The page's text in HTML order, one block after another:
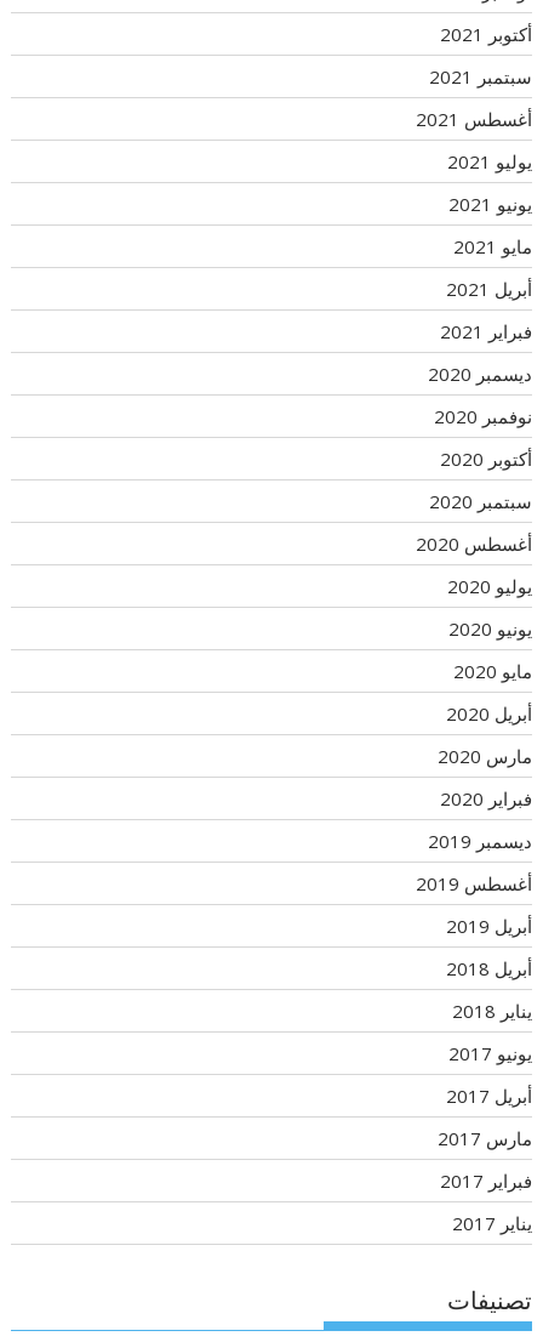
أكتوبر 2021
سبتمبر 2021
أغسطس 2021
يوليو 2021
يونيو 2021
مايو 2021
أبريل 2021
فبراير 2021
ديسمبر 2020
نوفمبر 2020
أكتوبر 2020
سبتمبر 2020
أغسطس 2020
يوليو 2020
يونيو 2020
مايو 2020
أبريل 2020
مارس 2020
فبراير 2020
ديسمبر 2019
أغسطس 2019
أبريل 2019
أبريل 2018
يناير 2018
يونيو 2017
أبريل 2017
مارس 2017
فبراير 2017
يناير 2017
تصنيفات